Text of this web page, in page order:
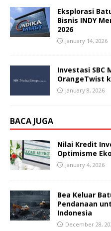
Eksplorasi
Bisnis INDY
2026
January 14, 2026
Investasi SBC
OrangeTwist
January 8, 2026
BACA JUGA
Nilai Kredit
Optimisme
January 4, 2026
Bea Keluar
Pendanaan
Indonesia
December 28,